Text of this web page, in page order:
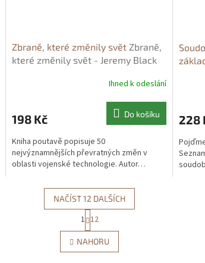
Zbraně, které změnily svět Zbraně,
které změnily svět - Jeremy Black
Ihned k odeslání
198 Kč Do košíku
Kniha poutavě popisuje 50
nejvýznamnějších převratných změn v
oblasti vojenské technologie. Autor…
228
O
v
l
NAČÍST 12 DALŠÍCH
S
t
r
á
n
1 12
NAHORU